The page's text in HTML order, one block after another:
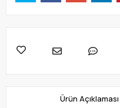
Ürün Açıklaması